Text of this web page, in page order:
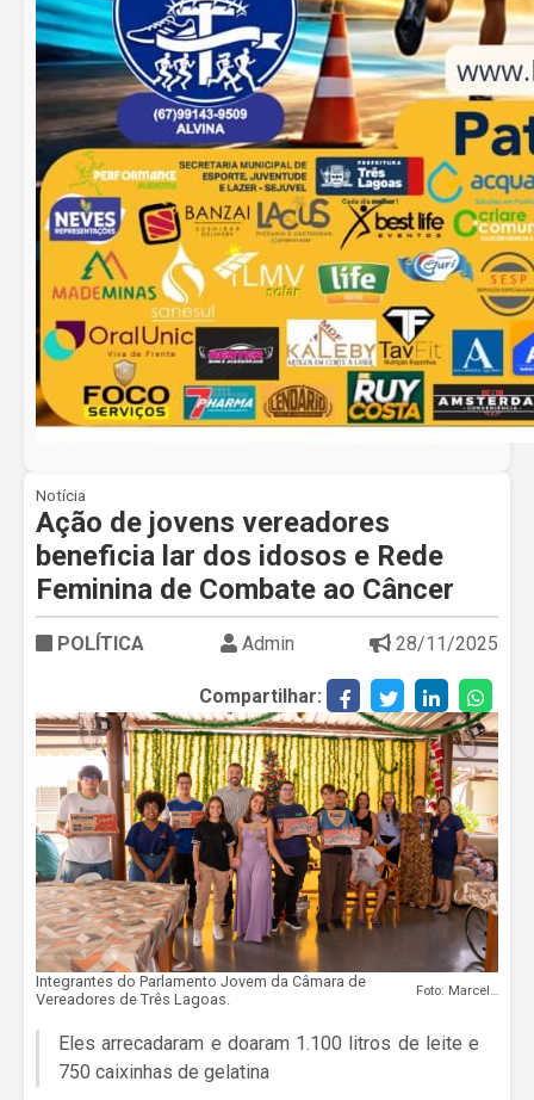
Notícia
Ação de jovens vereadores
beneficia lar dos idosos e Rede
Feminina de Combate ao Câncer
POLÍTICA Admin 28/11/2025
Compartilhar:
Integrantes do Parlamento Jovem da Câmara de
Vereadores de Três Lagoas.
Foto: Marcelo Fefin
Eles arrecadaram e doaram 1.100 litros de leite e
750 caixinhas de gelatina